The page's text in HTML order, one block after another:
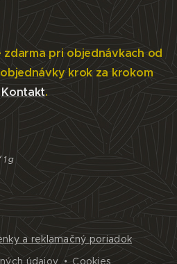
zdarma pri objednávkach od
krok za krokom
Kontakt.
g
a reklamačný poriadok
údajov
Cookies